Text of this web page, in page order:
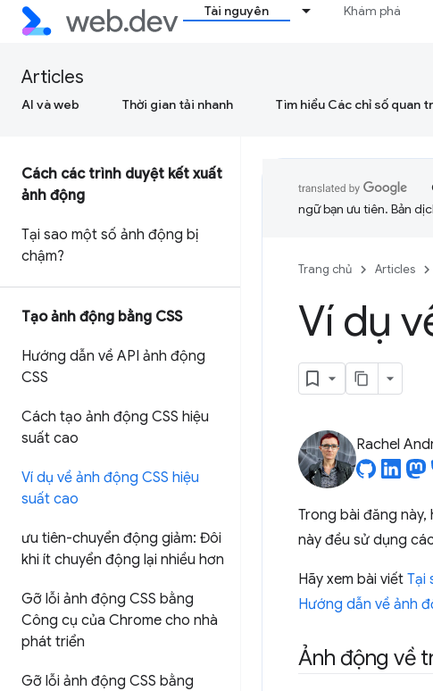
Tài nguyên Khám phá
Articles
AI và web Thời gian tải nhanh Tìm hiểu Các chỉ số quan
Cách các trình duyệt kết xuất
ảnh động
Tại sao một số ảnh động bị
chậm?
Tạo ảnh động bằng CSS
Hướng dẫn về API ảnh động
CSS
Cách tạo ảnh động CSS hiệu
suất cao
Ví dụ về ảnh động CSS hiệu
suất cao
ưu tiên-chuyển động giảm: Đôi
khi ít chuyển động lại nhiều hơn
Gỡ lỗi ảnh động CSS bằng
Công cụ của Chrome cho nhà
phát triển
Gỡ lỗi ảnh động CSS bằng
ngữ bạn ưu tiên. Bản
Trang chủ Articles
Ví dụ
Rachel
Trong bài đăng
này đều sử dụng
Hãy xem bài viết Tại
Hướng dẫn về ảnh
Ảnh động về